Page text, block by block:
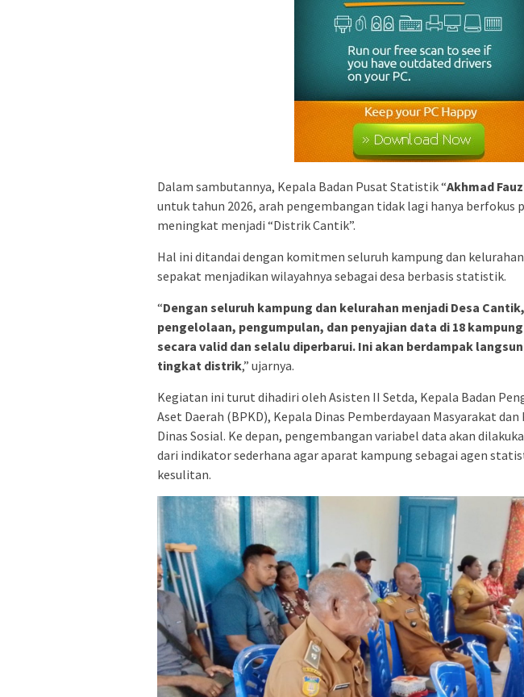
Dalam sambutannya, Kepala Badan Pusat Statistik “Akhmad
untuk tahun 2026, arah pengembangan tidak lagi hanya berfokus
meningkat menjadi “Distrik Cantik”.
Hal ini ditandai dengan komitmen seluruh kampung dan
sepakat menjadikan wilayahnya sebagai desa berbasis statistik.
“Dengan seluruh kampung dan kelurahan menjadi Desa
pengelolaan, pengumpulan, dan penyajian data di 18
secara valid dan selalu diperbarui. Ini akan berdampak
tingkat distrik,” ujarnya.
Kegiatan ini turut dihadiri oleh Asisten II Setda, Kepala Badan
Aset Daerah (BPKD), Kepala Dinas Pemberdayaan Masyarakat
Dinas Sosial. Ke depan, pengembangan variabel data akan
dari indikator sederhana agar aparat kampung sebagai agen
kesulitan.